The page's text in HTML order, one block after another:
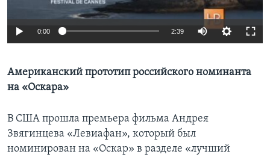
Learning English
0:00 2:39
Американский прототип российского номинанта
на «Оскара»
В США прошла премьера фильма Андрея
Звягинцева «Левиафан», который был
номинирован на «Оскар» в разделе «лучший